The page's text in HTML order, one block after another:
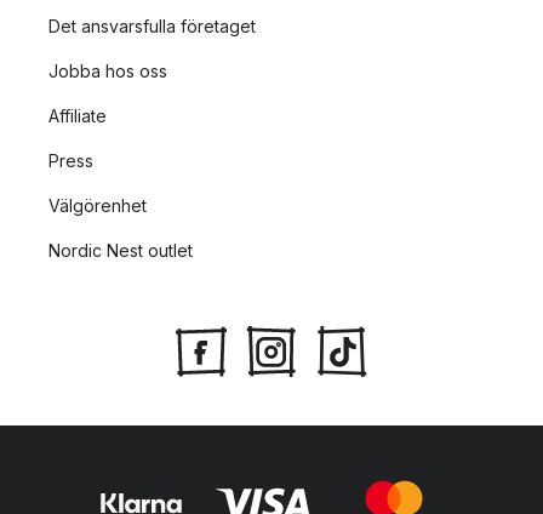
Det ansvarsfulla företaget
Jobba hos oss
Affiliate
Press
Välgörenhet
Nordic Nest outlet